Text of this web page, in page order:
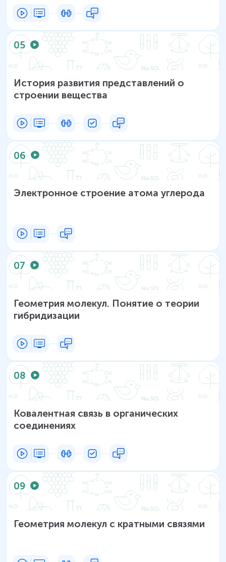
05
История развития представлений о
строении вещества
06
Электронное строение атома углерода
07
Геометрия молекул. Понятие о теории
гибридизации
08
Ковалентная связь в органических
соединениях
09
Геометрия молекул с кратными связями